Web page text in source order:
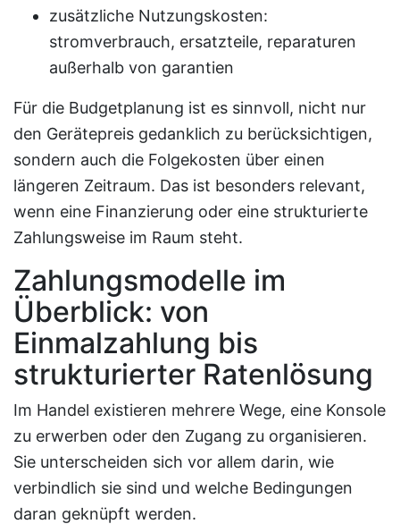
zusätzliche Nutzungskosten:
stromverbrauch, ersatzteile, reparaturen
außerhalb von garantien
Für die Budgetplanung ist es sinnvoll, nicht nur
den Gerätepreis gedanklich zu berücksichtigen,
sondern auch die Folgekosten über einen
längeren Zeitraum. Das ist besonders relevant,
wenn eine Finanzierung oder eine strukturierte
Zahlungsweise im Raum steht.
Zahlungsmodelle im
Überblick: von
Einmalzahlung bis
strukturierter Ratenlösung
Im Handel existieren mehrere Wege, eine Konsole
zu erwerben oder den Zugang zu organisieren.
Sie unterscheiden sich vor allem darin, wie
verbindlich sie sind und welche Bedingungen
daran geknüpft werden.